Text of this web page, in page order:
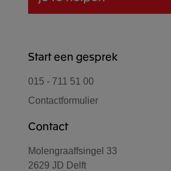
Start een gesprek
015 - 711 51 00
Contactformulier
Contact
Molengraaffsingel 33
2629 JD Delft